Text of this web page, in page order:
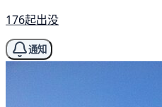
176起出没
通知